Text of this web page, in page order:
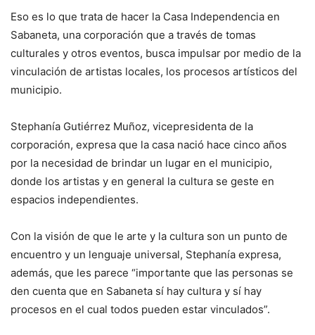
Eso es lo que trata de hacer la Casa Independencia en
Sabaneta, una corporación que a través de tomas
culturales y otros eventos, busca impulsar por medio de la
vinculación de artistas locales, los procesos artísticos del
municipio.
Stephanía Gutiérrez Muñoz, vicepresidenta de la
corporación, expresa que la casa nació hace cinco años
por la necesidad de brindar un lugar en el municipio,
donde los artistas y en general la cultura se geste en
espacios independientes.
Con la visión de que le arte y la cultura son un punto de
encuentro y un lenguaje universal, Stephanía expresa,
además, que les parece “importante que las personas se
den cuenta que en Sabaneta sí hay cultura y sí hay
procesos en el cual todos pueden estar vinculados”.